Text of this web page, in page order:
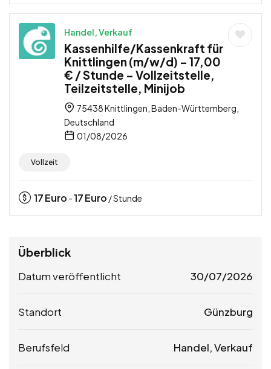
Handel, Verkauf
Kassenhilfe/Kassenkraft für
Knittlingen (m/w/d) – 17,00
€ / Stunde – Vollzeitstelle,
Teilzeitstelle, Minijob
75438 Knittlingen, Baden-Württemberg,
Deutschland
01/08/2026
Vollzeit
17Euro -17Euro / Stunde
Überblick
Datum veröffentlicht 30/07/2026
Standort Günzburg
Berufsfeld Handel, Verkauf